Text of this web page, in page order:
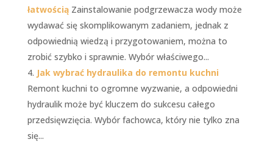
łatwością Zainstalowanie podgrzewacza wody może
wydawać się skomplikowanym zadaniem, jednak z
odpowiednią wiedzą i przygotowaniem, można to
zrobić szybko i sprawnie. Wybór właściwego...
Jak wybrać hydraulika do remontu kuchni
Remont kuchni to ogromne wyzwanie, a odpowiedni
hydraulik może być kluczem do sukcesu całego
przedsięwzięcia. Wybór fachowca, który nie tylko zna
się...